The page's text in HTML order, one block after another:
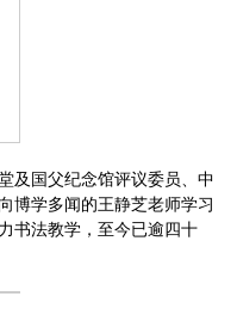
及国父纪念馆评议委员、中
博学多闻的王静芝老师学习
书法教学，至今已逾四十